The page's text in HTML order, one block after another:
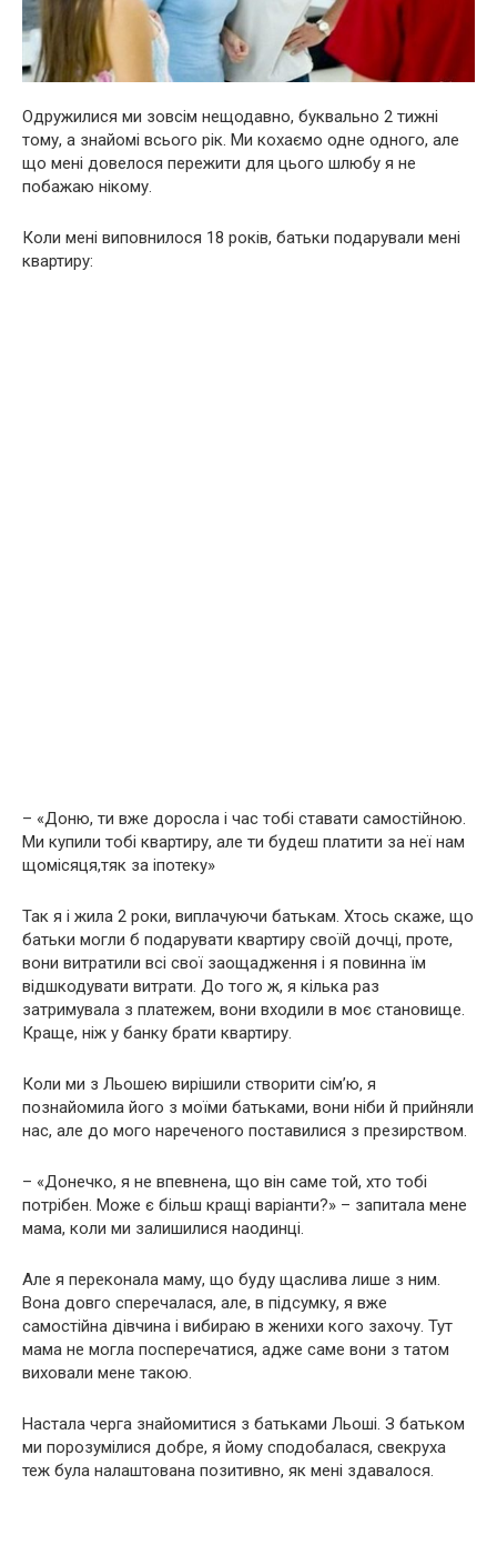
Одружилися ми зовсім нещодавно, буквально 2 тижні
тому, а знайомі всього рік. Ми кохаємо одне одного, але
що мені довелося пережити для цього шлюбу я не
побажаю нікому.
Коли мені виповнилося 18 років, батьки подарували мені
квартиру:
– «Доню, ти вже доросла і час тобі ставати самостійною.
Ми купили тобі квартиру, але ти будеш платити за неї нам
щомісяця,тяк за іпотеку»
Так я і жила 2 роки, виплачуючи батькам. Хтось скаже, що
батьки могли б подарувати квартиру своїй дочці, проте,
вони витратили всі свої заощадження і я повинна їм
відшкодувати витрати. До того ж, я кілька раз
затримувала з платежем, вони входили в моє становище.
Краще, ніж у банку брати квартиру.
Коли ми з Льошею вирішили створити сім’ю, я
познайомила його з моїми батьками, вони ніби й прийняли
нас, але до мого нареченого поставилися з презирством.
– «Донечко, я не впевнена, що він саме той, хто тобі
потрібен. Може є більш кращі варіанти?» – запитала мене
мама, коли ми залишилися наодинці.
Але я переконала маму, що буду щаслива лише з ним.
Вона довго сперечалася, але, в підсумку, я вже
самостійна дівчина і вибираю в женихи кого захочу. Тут
мама не могла посперечатися, адже саме вони з татом
виховали мене такою.
Настала черга знайомитися з батьками Льоші. З батьком
ми порозумілися добре, я йому сподобалася, свекруха
теж була налаштована позитивно, як мені здавалося.